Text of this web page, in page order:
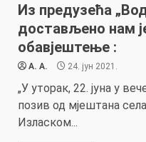
Из предузећа
достављено нам
обавјештење :
A. A. 24. јун 2021.
„У уторак, 22. јуна у
позив од мјештана
Изласком...